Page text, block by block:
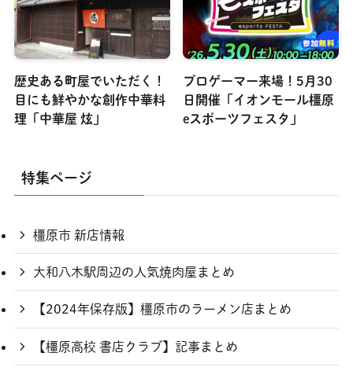
歴史ある町屋でいただく！
目にも鮮やかな創作中華料
理「中華屋 炫」
プロゲーマー来場！5月30
日開催「イオンモール橿原
eスポーツフェスタ」
特集ページ
橿原市 新店情報
大和八木駅周辺の人気焼肉屋まとめ
【2024年保存版】橿原市のラーメン店まとめ
【橿原高校 書店クラブ】記事まとめ